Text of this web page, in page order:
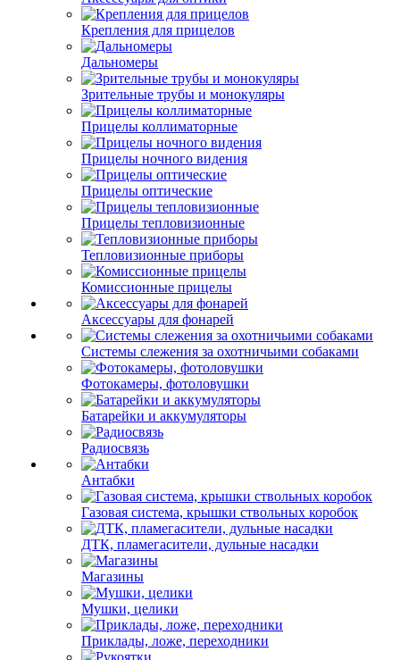
Крепления для прицелов
Дальномеры
Зрительные трубы и монокуляры
Прицелы коллиматорные
Прицелы ночного видения
Прицелы оптические
Прицелы тепловизионные
Тепловизионные приборы
Комиссионные прицелы
Аксессуары для фонарей
Системы слежения за охотничьими собаками
Фотокамеры, фотоловушки
Батарейки и аккумуляторы
Радиосвязь
Антабки
Газовая система, крышки ствольных коробок
ДТК, пламегасители, дульные насадки
Магазины
Мушки, целики
Приклады, ложе, переходники